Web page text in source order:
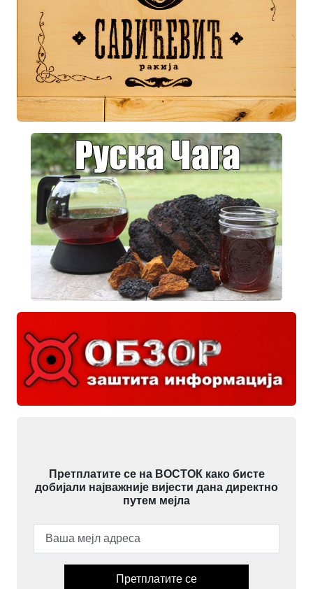
Претплатите се на ВОСТОК како бисте
добијали најважније вијести дана директно
путем мејла
Претплатите се